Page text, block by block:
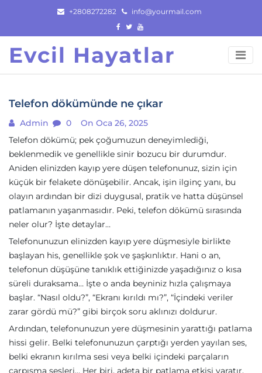
content
+2808272282 info@yourmail.com
Evcil Hayatlar
Telefon dökümünde ne çıkar
Admin 0
On Oca 26, 2025
Telefon dökümü; pek çoğumuzun deneyimlediği,
beklenmedik ve genellikle sinir bozucu bir durumdur.
Aniden elinizden kayıp yere düşen telefonunuz, sizin için
küçük bir felakete dönüşebilir. Ancak, işin ilginç yanı, bu
olayın ardından bir dizi duygusal, pratik ve hatta düşünsel
patlamanın yaşanmasıdır. Peki, telefon dökümü sırasında
neler olur? İşte detaylar…
Telefonunuzun elinizden kayıp yere düşmesiyle birlikte
başlayan his, genellikle şok ve şaşkınlıktır. Hani o an,
telefonun düşüşüne tanıklık ettiğinizde yaşadığınız o kısa
süreli duraksama… İşte o anda beyniniz hızla çalışmaya
başlar. “Nasıl oldu?”, “Ekranı kırıldı mı?”, “İçindeki veriler
zarar gördü mü?” gibi birçok soru aklınızı doldurur.
Ardından, telefonunuzun yere düşmesinin yarattığı patlama
hissi gelir. Belki telefonunuzun çarptığı yerden yayılan ses,
belki ekranın kırılma sesi veya belki içindeki parçaların
çarpışma sesleri… Her biri, adeta bir patlama etkisi yaratır.